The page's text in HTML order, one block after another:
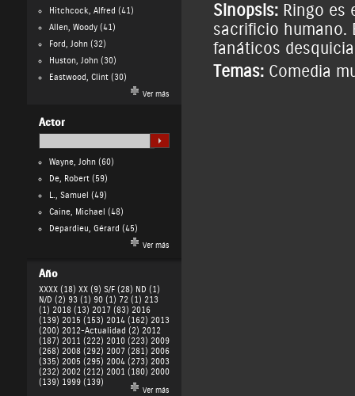
Hitchcock, Alfred (41)
Allen, Woody(41)
Ford, John(32)
Huston, John(30)
Eastwood, Clint(30)
Ver más
Actor
Wayne, John(60)
De, Robert(59)
L., Samuel (49)
Caine, Michael (48)
Depardieu, Gérard (45)
Ver más
Año
XXXX (18) XX (9) S/F (28) ND (1)
N/D (2) 93 (1) 90 (1) 72 (1) 213
(1) 2018 (13) 2017 (83) 2016
(139) 2015 (153) 2014 (162) 2013
(200) 2012-Actualidad (2) 2012
(187) 2011 (222) 2010 (223) 2009
(268) 2008 (292) 2007 (281) 2006
(335) 2005 (295) 2004 (273) 2003
(232) 2002 (212) 2001 (180) 2000
(139) 1999 (139)
Ver más
Sinopsis:Ringo es
sacrificio humano.
fanáticos
Temas: Comedia